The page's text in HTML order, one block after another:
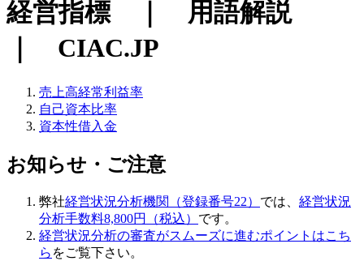
経営指標 ｜ 用語解説
｜ CIAC.JP
売上高経常利益率
自己資本比率
資本性借入金
お知らせ・ご注意
弊社経営状況分析機関（登録番号22） では、 経営状況
分析手数料8,800円（税込） です。
経営状況分析の審査がスムーズに進むポイントはこち
ら をご覧下さい。